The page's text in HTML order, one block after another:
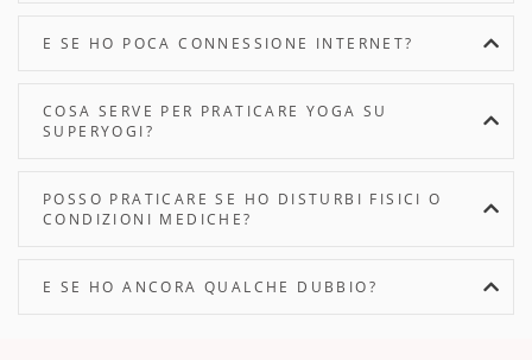
E SE HO POCA CONNESSIONE INTERNET?
COSA SERVE PER PRATICARE YOGA SU
SUPERYOGI?
POSSO PRATICARE SE HO DISTURBI FISICI O
CONDIZIONI MEDICHE?
E SE HO ANCORA QUALCHE DUBBIO?